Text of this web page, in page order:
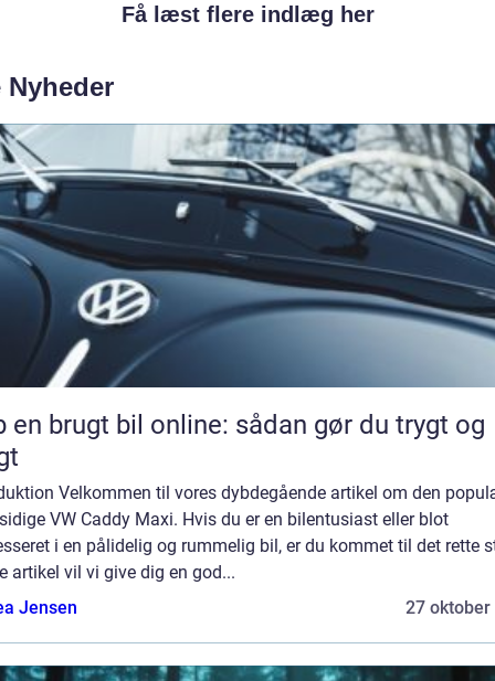
Få læst flere indlæg her
Nyheder
en brugt bil online: sådan gør du trygt og
Velkommen til vores dybdegående artikel om den
VW Caddy Maxi. Hvis du er en bilentusiast eller blot
i en pålidelig og rummelig bil, er du kommet til det rette
artikel vil vi give dig en god...
Jensen
27 oktober